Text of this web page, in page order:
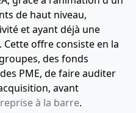
de haut niveau,
et ayant déjà une
offre consiste en la
des fonds
PME, de faire auditer
avant
à la barre.